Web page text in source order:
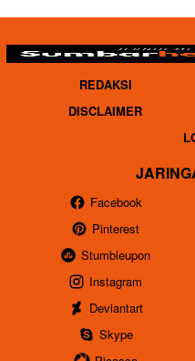
REDAKSI
DISCLAIMER
Facebook
Pinterest
Stumbleupon
Instagram
Deviantart
Skype